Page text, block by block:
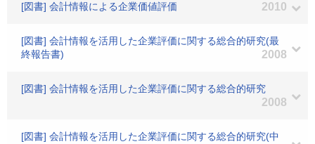
[図書] 会計情報による企業価値評価 2010
[図書] 会計情報を活用した企業評価に関する総合的研究(最
終報告書)
2008
[図書] 会計情報を活用した企業評価に関する総合的研究
2008
[図書] 会計情報を活用した企業評価に関する総合的研究(中